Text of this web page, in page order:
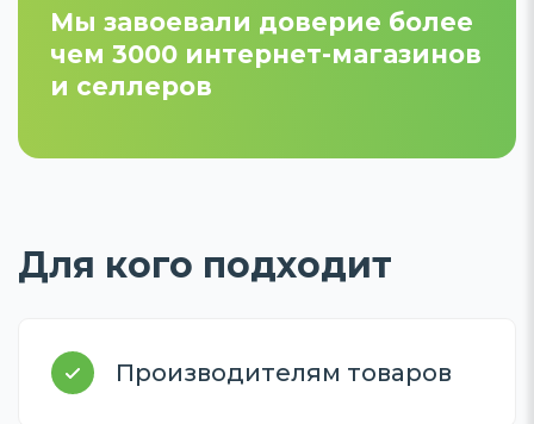
Мы завоевали доверие более
чем 3000 интернет-магазинов
и селлеров
Для кого подходит
Производителям товаров